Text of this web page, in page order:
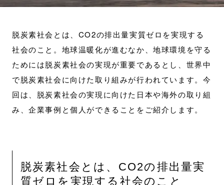
脱炭素社会とは、CO2の排出量実質ゼロを実現する
社会のこと。地球温暖化が進むなか、地球環境を守る
ためには脱炭素社会の実現が重要であるとし、世界中
で脱炭素社会に向けた取り組みが行われています。今
回は、脱炭素社会の実現に向けた日本や海外の取り組
み、企業事例と個人ができることをご紹介します。
脱炭素社会とは、CO2の排出量実
質ゼロを実現する社会のこと